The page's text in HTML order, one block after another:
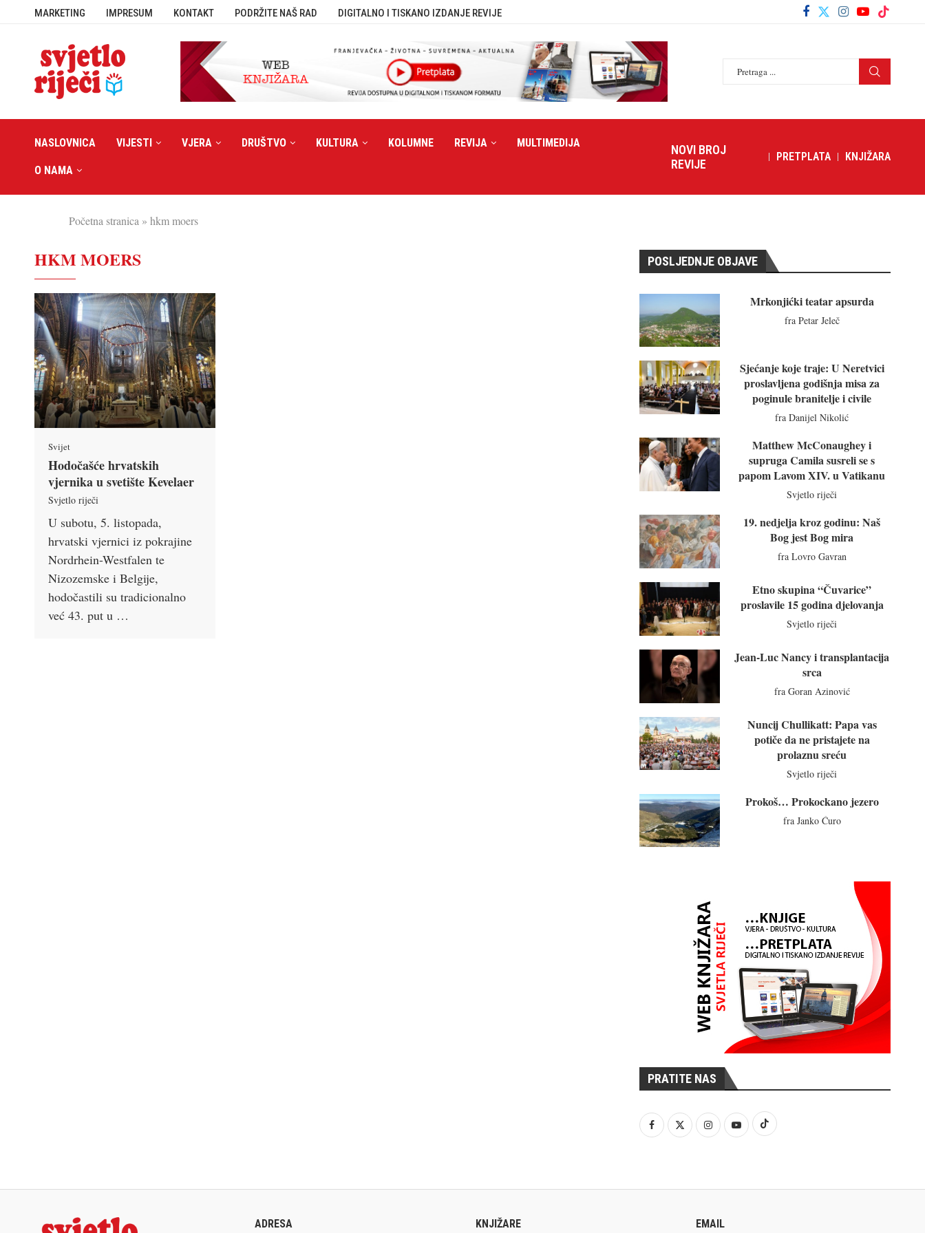
MARKETING IMPRESUM KONTAKT PODRŽITE NAŠ RAD DIGITALNO I TISKANO IZDANJE REVIJE
NASLOVNICA VIJESTI VJERA DRUŠTVO KULTURA KOLUMNE REVIJA MULTIMEDIJA
O NAMA
NOVI BROJ
REVIJE
PRETPLATA KNJIŽARA
Početna stranica » hkm moers
HKM MOERS
Svijet
Hodočašće hrvatskih
vjernika u svetište Kevelaer
Svjetlo riječi
U subotu, 5. listopada,
hrvatski vjernici iz pokrajine
Nordrhein-Westfalen te
Nizozemske i Belgije,
hodočastili su tradicionalno
već 43. put u …
POSLJEDNJE OBJAVE
Mrkonjićki teatar apsurda
fra Petar Jeleč
Sjećanje koje traje: U Neretvici
proslavljena godišnja misa za
poginule branitelje i civile
fra Danijel Nikolić
Matthew McConaughey i
supruga Camila susreli se s
papom Lavom XIV. u Vatikanu
Svjetlo riječi
19. nedjelja kroz godinu: Naš
Bog jest Bog mira
fra Lovro Gavran
Etno skupina “Čuvarice”
proslavile 15 godina djelovanja
Svjetlo riječi
Jean-Luc Nancy i transplantacija
srca
fra Goran Azinović
Nuncij Chullikatt: Papa vas
potiče da ne pristajete na
prolaznu sreću
Svjetlo riječi
Prokoš… Prokockano jezero
fra Janko Ćuro
PRATITE NAS
ADRESA KNJIŽARE EMAIL